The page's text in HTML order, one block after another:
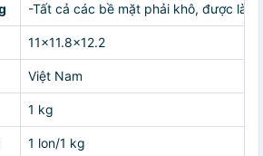
-Tất cả các bề mặt phải khô, được
11x11.8x12.2
Việt Nam
1 kg
1 lon/1 kg